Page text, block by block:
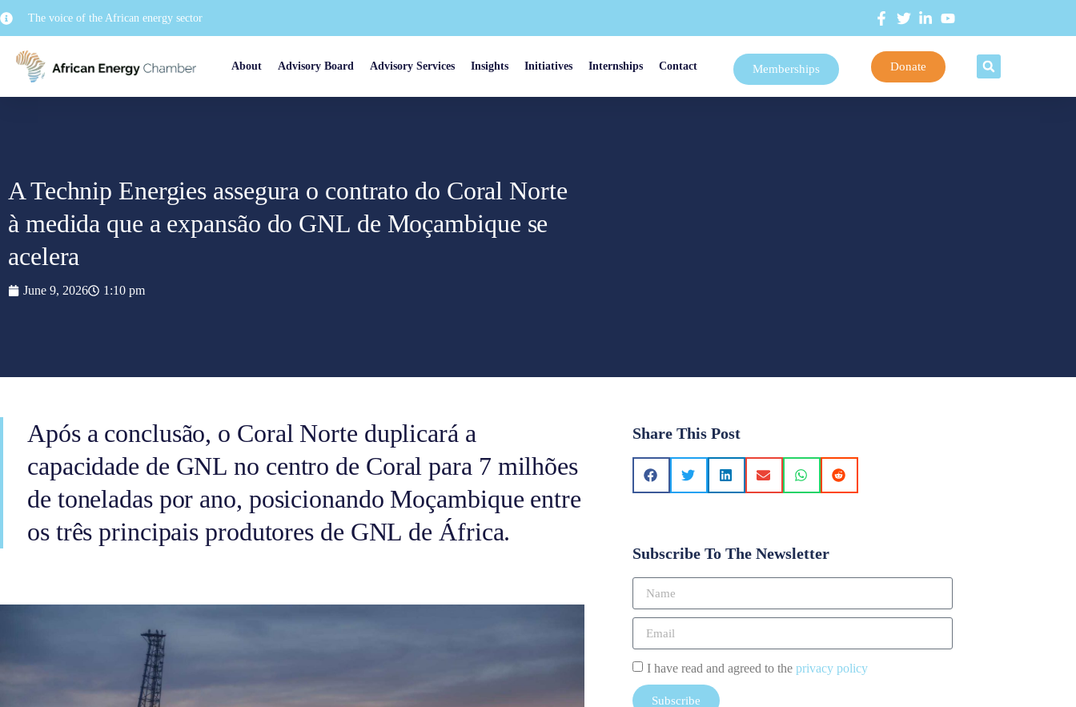
The voice of the African energy sector
About Advisory Board Advisory Services Insights Initiatives Internships Contact Memberships Donate
A Technip Energies assegura o contrato do Coral Norte
à medida que a expansão do GNL de Moçambique se
acelera
June 9, 2026 1:10 pm
Após a conclusão, o Coral Norte duplicará a
capacidade de GNL no centro de Coral para 7 milhões
de toneladas por ano, posicionando Moçambique entre
os três principais produtores de GNL de África.
Share This Post
Subscribe To The Newsletter
I have read and agreed to the privacy policy
Subscribe